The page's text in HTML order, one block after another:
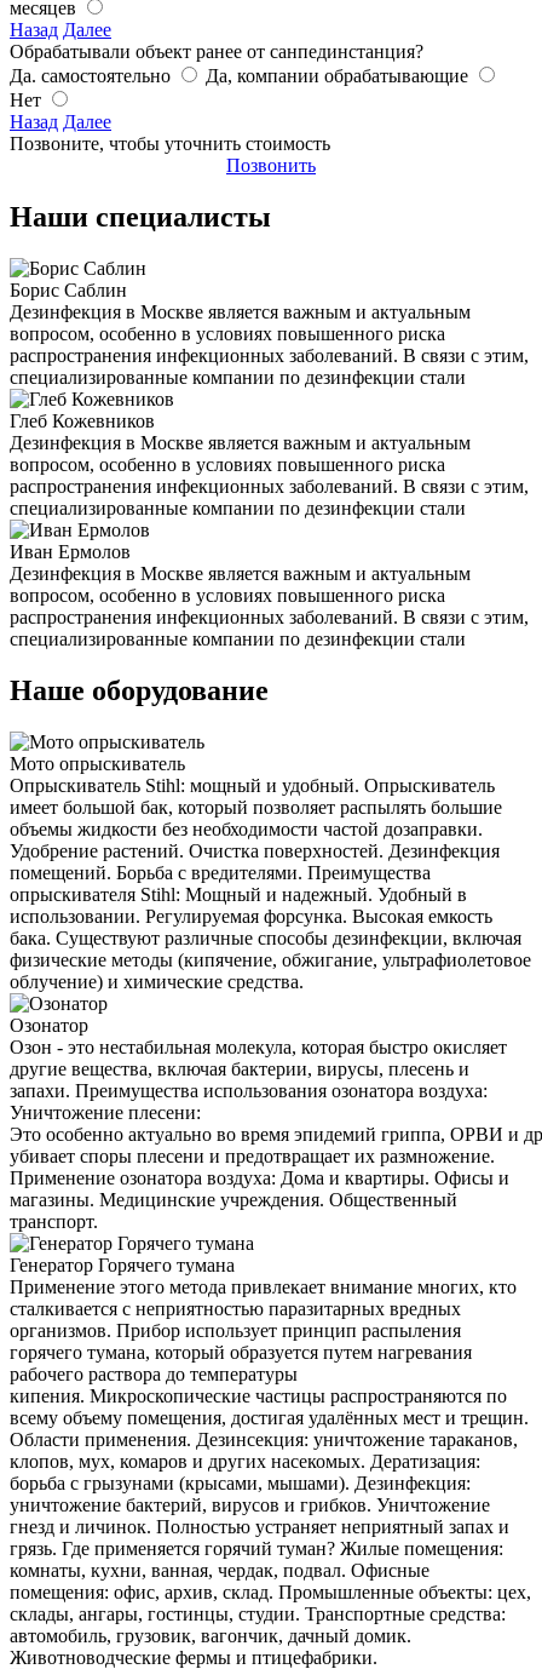
месяцев
Назад Далее
Обрабатывали объект ранее от санпединстанция?
Да. самостоятельно
Да, компании обрабатывающие
Нет
Назад Далее
Позвоните, чтобы уточнить стоимость
Позвонить
Наши специалисты
Борис Саблин
Дезинфекция в Москве является важным и актуальным
вопросом, особенно в условиях повышенного риска
распространения инфекционных заболеваний. В связи с этим,
специализированные компании по дезинфекции стали
Глеб Кожевников
Дезинфекция в Москве является важным и актуальным
вопросом, особенно в условиях повышенного риска
распространения инфекционных заболеваний. В связи с этим,
специализированные компании по дезинфекции стали
Иван Ермолов
Дезинфекция в Москве является важным и актуальным
вопросом, особенно в условиях повышенного риска
распространения инфекционных заболеваний. В связи с этим,
специализированные компании по дезинфекции стали
Наше оборудование
Мото опрыскиватель
Опрыскиватель Stihl: мощный и удобный. Опрыскиватель
имеет большой бак, который позволяет распылять большие
объемы жидкости без необходимости частой дозаправки.
Удобрение растений. Очистка поверхностей. Дезинфекция
помещений. Борьба с вредителями. Преимущества
опрыскивателя Stihl: Мощный и надежный. Удобный в
использовании. Регулируемая форсунка. Высокая емкость
бака. Существуют различные способы дезинфекции, включая
физические методы (кипячение, обжигание, ультрафиолетовое
облучение) и химические средства.
Озонатор
Озон - это нестабильная молекула, которая быстро окисляет
другие вещества, включая бактерии, вирусы, плесень и
запахи. Преимущества использования озонатора воздуха:
Уничтожение плесени:
Это особенно актуально во время эпидемий гриппа, ОРВИ и
убивает споры плесени и предотвращает их размножение.
Применение озонатора воздуха: Дома и квартиры. Офисы и
магазины. Медицинские учреждения. Общественный
транспорт.
Генератор Горячего тумана
Применение этого метода привлекает внимание многих, кто
сталкивается с неприятностью паразитарных вредных
организмов. Прибор использует принцип распыления
горячего тумана, который образуется путем нагревания
рабочего раствора до температуры
кипения. Микроскопические частицы распространяются по
всему объему помещения, достигая удалённых мест и трещин.
Области применения. Дезинсекция: уничтожение тараканов,
клопов, мух, комаров и других насекомых. Дератизация:
борьба с грызунами (крысами, мышами). Дезинфекция:
уничтожение бактерий, вирусов и грибков. Уничтожение
гнезд и личинок. Полностью устраняет неприятный запах и
грязь. Где применяется горячий туман? Жилые помещения:
комнаты, кухни, ванная, чердак, подвал. Офисные
помещения: офис, архив, склад. Промышленные объекты: цех,
склады, ангары, гостинцы, студии. Транспортные средства:
автомобиль, грузовик, вагончик, дачный домик.
Животноводческие фермы и птицефабрики.